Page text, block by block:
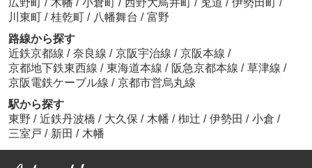
川東町 / 桂乾町 / 八幡舞台 / 富野
路線から探す
近鉄京都線 / 奈良線 / 京阪宇治線 / 京阪本線 /
京都地下鉄東西線 / 東海道本線 / 阪急京都本線 / 草津線 /
京阪電鉄ケーブル線 / 京都市営烏丸線
駅から探す
東野 / 近鉄丹波橋 / 大久保 / 木幡 / 椥辻 / 伊勢田 / 小倉 /
三室戸 / 新田 / 木幡